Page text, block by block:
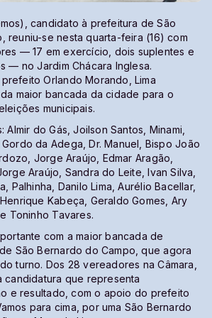
candidato à prefeitura de São
reuniu-se nesta quarta-feira (16) com
— 17 em exercício, dois suplentes e
— no Jardim Chácara Inglesa.
Orlando Morando, Lima
maior bancada da cidade para o
municipais.
Almir do Gás, Joilson Santos, Minami,
da Adega, Dr. Manuel, Bispo João
Jorge Araújo, Edmar Aragão,
Araújo, Sandra do Leite, Ivan Silva,
Palhinha, Danilo Lima, Aurélio Bacellar,
Kabeça, Geraldo Gomes, Ary
Toninho Tavares.
com a maior bancada de
São Bernardo do Campo, que agora
turno. Dos 28 vereadores na Câmara,
candidatura que representa
e resultado, com o apoio do prefeito
para cima, por uma São Bernardo